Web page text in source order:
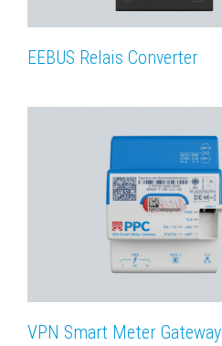
EEBUS Relais Converter
VPN Smart Meter Gateway